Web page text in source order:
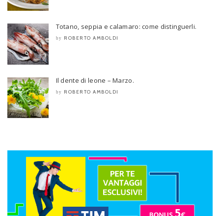
Totano, seppia e calamaro: come distinguerli.
by ROBERTO AMBOLDI
Il dente di leone – Marzo.
by ROBERTO AMBOLDI